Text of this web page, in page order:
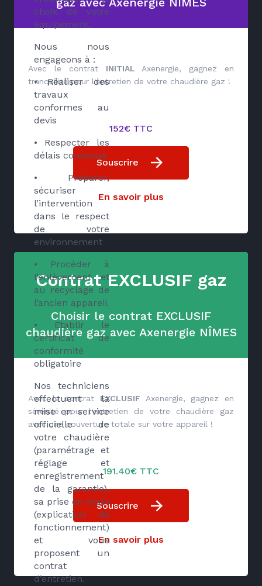
choix de votre
équipement.
Nous nous
engageons à :
• Réaliser des
travaux
conformes au
devis
• Respecter les
délais convenus
• Préparer,
sécuriser
l’intervention
dans le respect
de votre
environnement
• Procéder à
l’enlèvement et
au recyclage de
l’ancien appareil
• Etablir le
certificat de
conformité
obligatoire
Nos techniciens
effectuent la
mise en service
officielle de
votre chaudière
(paramétrage et
réglage et
enregistrement
de la garantie),
sa prise en main
(explication de
fonctionnement)
et vous
proposent un
contrat
d’entretien.
Avec le contrat INITIAL Axenergie, gagnez en
tranquilité pour l'entretien de votre chaudière gaz !
152€ TTC
Souscrire
En savoir plus
Contrat EXCLUSIF gaz
Choisir le contrat EXCLUSIF
chaudière gaz avec Axenergie NÎMES
Avec le contrat EXCLUSIF Axenergie, gagnez en
sérénité pour l'entretien de votre chaudière gaz
avec une couverture totale sur votre appareil !
191.40€ TTC
Souscrire
En savoir plus